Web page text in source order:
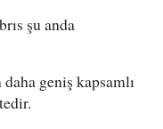
şu anda
geniş kapsamlı